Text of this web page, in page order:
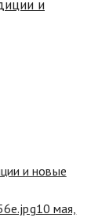
и новые
10 мая,